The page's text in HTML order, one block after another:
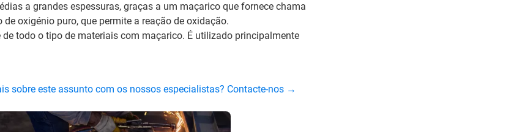
a grandes espessuras, graças a um maçarico que fornece chama
oxigénio puro, que permite a reação de oxidação.
de todo o tipo de materiais com maçarico. É utilizado principalmente
sobre este assunto com os nossos especialistas? Contacte-nos →